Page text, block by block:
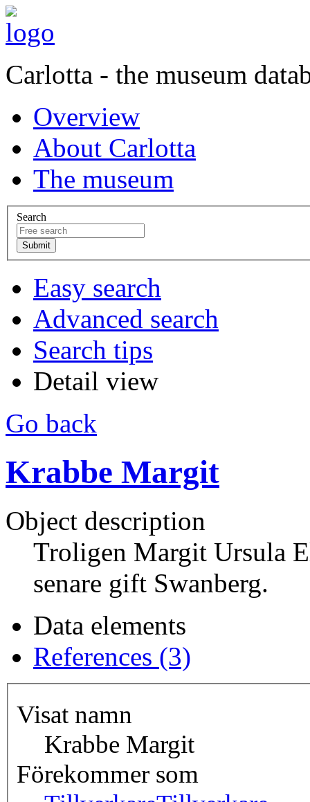
Carlotta - the museum
Overview
About Carlotta
The museum
Search
Easy search
Advanced search
Search tips
Detail view
Go back
Krabbe Margit
Object description
Troligen Margit Ursula
senare gift Swanberg.
Data elements
References (3)
Visat namn
Krabbe Margit
Förekommer som